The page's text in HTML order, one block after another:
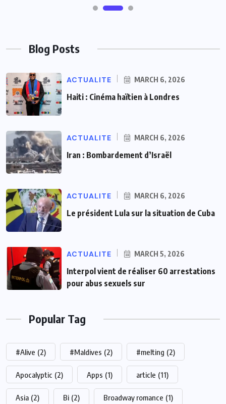
Blog Posts
ACTUALITE MARCH 6, 2026
Haiti : Cinéma haïtien à Londres
ACTUALITE MARCH 6, 2026
Iran : Bombardement d’Israël
ACTUALITE MARCH 6, 2026
Le président Lula sur la situation de Cuba
ACTUALITE MARCH 5, 2026
Interpol vient de réaliser 60 arrestations
pour abus sexuels sur
Popular Tag
#Alive (2) #Maldives (2) #melting (2)
Apocalyptic (2) Apps (1) article (11)
Asia (2) Bi (2) Broadway romance (1)